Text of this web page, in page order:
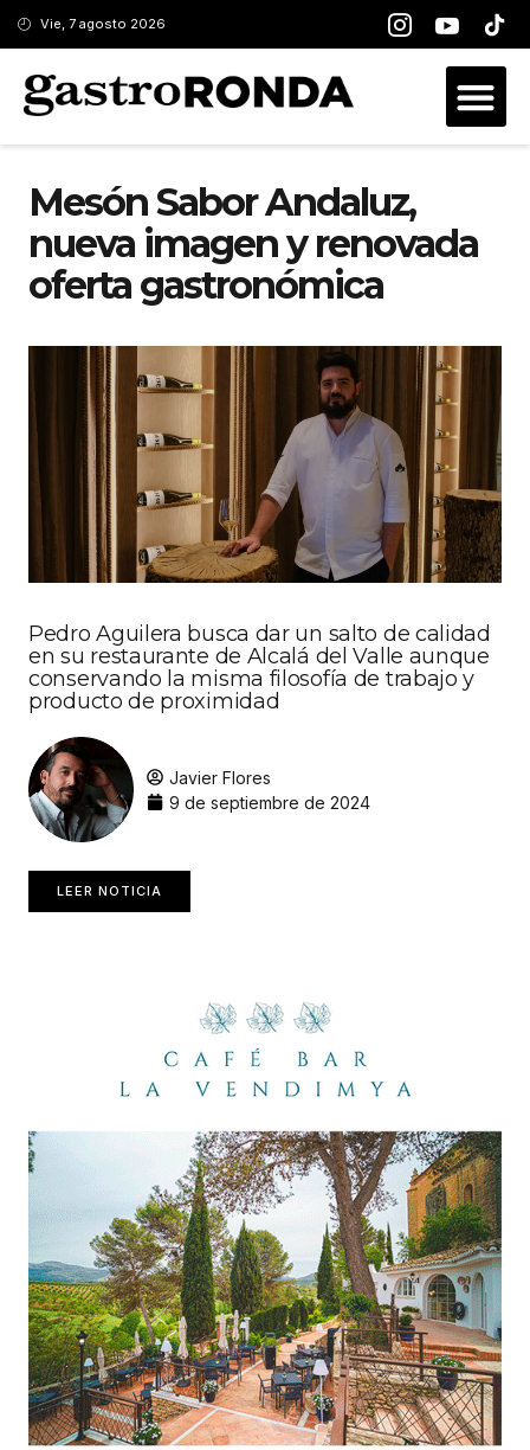
Vie, 7 agosto 2026
Mesón Sabor Andaluz,
nueva imagen y renovada
oferta gastronómica
Pedro Aguilera busca dar un salto de calidad
en su restaurante de Alcalá del Valle aunque
conservando la misma filosofía de trabajo y
producto de proximidad
Javier Flores
9 de septiembre de 2024
LEER NOTICIA